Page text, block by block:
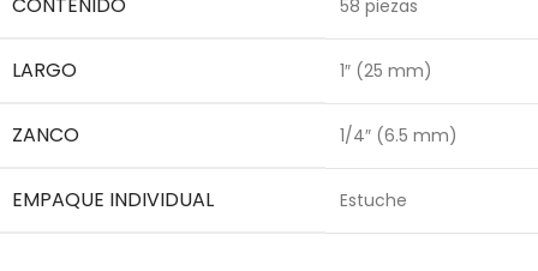
58 piezas
LARGO 1″ (25 mm)
ZANCO 1/4″ (6.5 mm)
EMPAQUE INDIVIDUAL Estuche